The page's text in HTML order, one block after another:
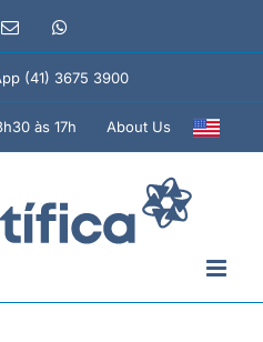
E-
(41) 3675 3900
às 17h About Us